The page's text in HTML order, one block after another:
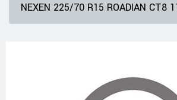
NEXEN 225/70 R15 ROADIAN CT8